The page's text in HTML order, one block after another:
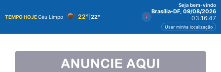
TEMPO HOJECéu Limpo 22° 22°
Seja bem-vindo
Brasília-DF, 09/08/2026
03:16:47
Usar minha localização